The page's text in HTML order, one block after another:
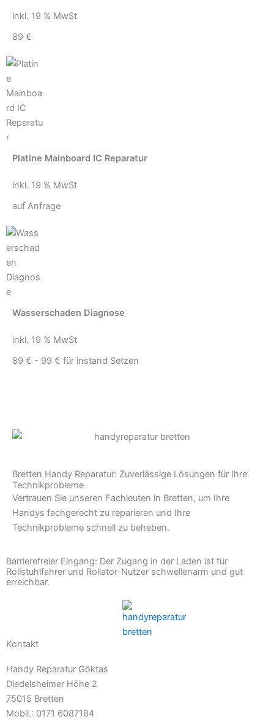
inkl. 19 % MwSt
89 €
Platine Mainboard IC Reparatur
inkl. 19 % MwSt
auf Anfrage
Wasserschaden Diagnose
inkl. 19 % MwSt
89 € - 99 € für instand Setzen
Bretten Handy Reparatur: Zuverlässige Lösungen für Ihre
Technikprobleme
Vertrauen Sie unseren Fachleuten in Bretten, um Ihre
Handys fachgerecht zu reparieren und Ihre
Technikprobleme schnell zu beheben.
Barrierefreier Eingang: Der Zugang in der Laden ist für
Rollstuhlfahrer und Rollator-Nutzer schwellenarm und gut
erreichbar.
Kontakt
Handy Reparatur Göktas
Diedelsheimer Höhe 2
75015 Bretten
Mobil.: 0171 6087184